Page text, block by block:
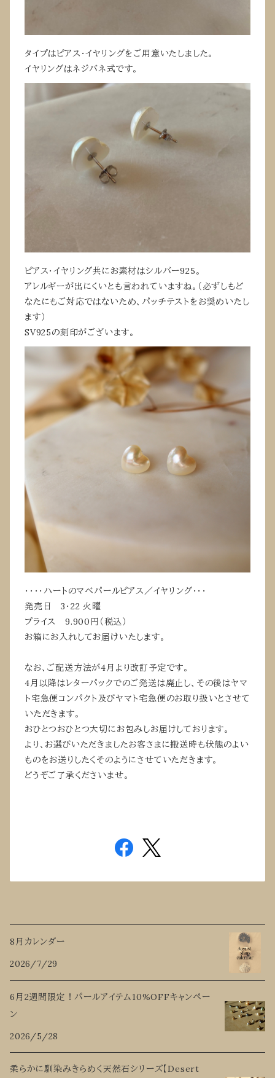
タイプはピアス・イヤリングをご用意いたしました。
イヤリングはネジバネ式です。
ピアス・イヤリング共にお素材はシルバー925。
アレルギーが出にくいとも言われていますね。（必ずしもど
なたにもご対応ではないため、パッチテストをお奨めいたし
ます）
SV925の刻印がございます。
・・・・ハートのマベパールピアス／イヤリング・・・
発売日 3・22 火曜
プライス 9.900円（税込）
お箱にお入れしてお届けいたします。
なお、ご配送方法が4月より改訂予定です。
4月以降はレターパックでのご発送は廃止し、その後はヤマ
ト宅急便コンパクト及びヤマト宅急便のお取り扱いとさせて
いただきます。
おひとつおひとつ大切にお包みしお届けしております。
より、お選びいただきましたお客さまに搬送時も状態のよい
ものをお送りしたくそのようにさせていただきます。
どうぞご了承くださいませ。
8月カレンダー
2026/7/29
6月2週間限定！パールアイテム10%OFFキャンペー
ン
2026/5/28
柔らかに馴染みきらめく天然石シリーズ【Desert